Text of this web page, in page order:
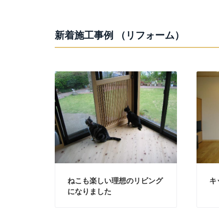
新着施工事例 （リフォーム）
ねこも楽しい理想のリビング
になりました
キ